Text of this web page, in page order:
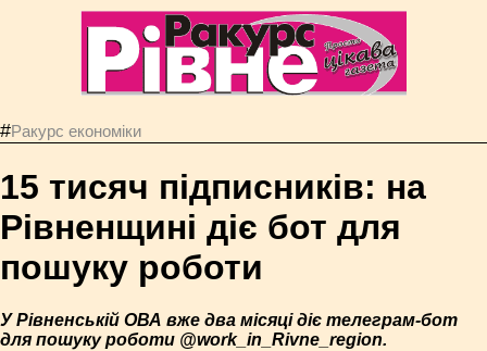
#Ракурс економiки
15 тисяч підписників: на
Рівненщині діє бот для
пошуку роботи
У Рівненській ОВА вже два місяці діє телеграм-бот
для пошуку роботи @work_in_Rivne_region.